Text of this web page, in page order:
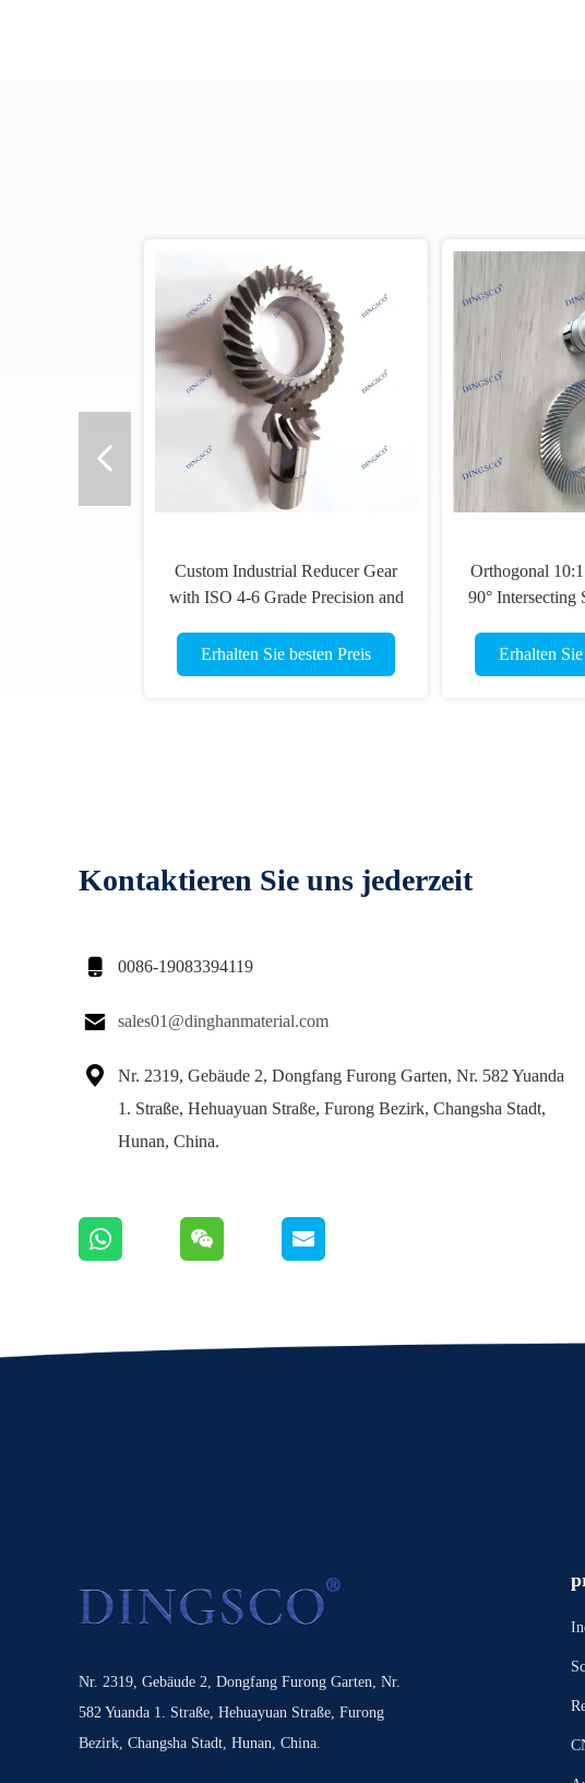
Custom Industrial Reducer Gear
with ISO 4-6 Grade Precision and
Erhalten Sie besten Preis
Orthogonal
90° Intersecting
Precision
Erhalten
Kontaktieren Sie uns jederzeit
 0086-19083394119
 sales01@dinghanmaterial.com

Nr. 2319, Gebäude 2, Dongfang Furong Garten, Nr. 582 Yuanda
1. Straße, Hehuayuan Straße, Furong Bezirk, Changsha Stadt,
Hunan, China.
Nr. 2319, Gebäude 2, Dongfang Furong Garten, Nr.
582 Yuanda 1. Straße, Hehuayuan Straße, Furong
Bezirk, Changsha Stadt, Hunan, China.